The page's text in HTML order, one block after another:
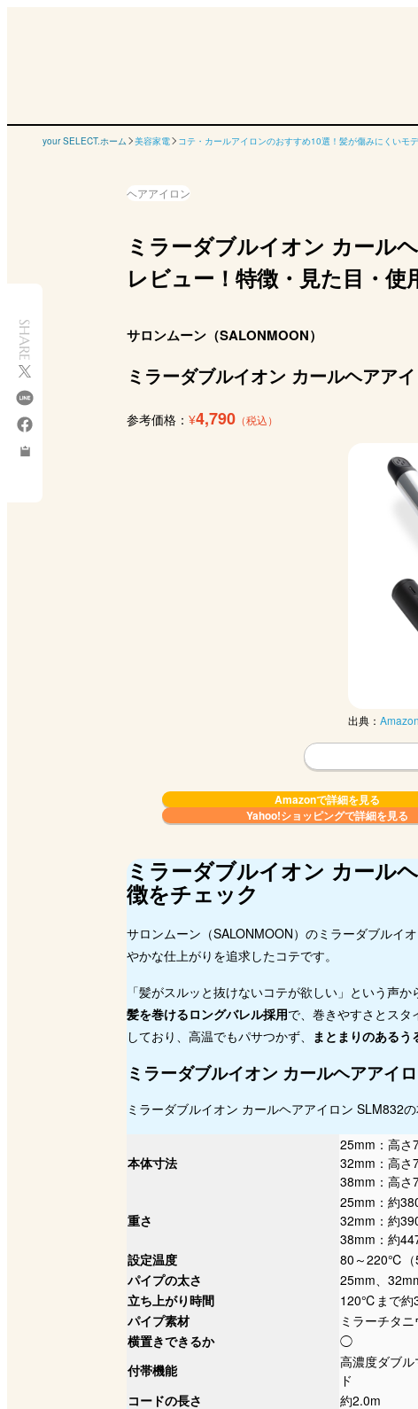
your SELECT.ホーム 美容家電 コテ・カールアイロンのおすすめ10選！髪が傷みにくいモ
SHARE
ヘアアイロン
ミラーダブルイオン カール
レビュー！特徴・見た目・使
サロンムーン（SALONMOON）
ミラーダブルイオン カールヘアア
参考価格： ¥4,790 （税込）
出典： Amazon
Amazonで詳細を見る
Yahoo!ショッピングで詳細を見る
ミラーダブルイオン カール
徴をチェック
サロンムーン（SALONMOON）のミラーダブルイ
やかな仕上がりを追求したコテです。
「髪がスルッと抜けないコテが欲しい」という声か
髪を巻けるロングバレル採用で、巻きやすさとスタ
しており、高温でもパサつかず、
まとまりのある
ミラーダブルイオン カールヘアアイ
ミラーダブルイオン カールヘアアイロン SLM832
本体寸法
25mm：高さ
32mm：高さ
38mm：高さ
重さ
25mm：約
32mm：約
38mm：約
設定温度
80～220℃（
パイプの太さ
25mm、
立ち上がり時間
120℃まで約
パイプ素材
ミラーチタ
横置きできるか
◯
付帯機能
高濃度ダブ
ド
コードの長さ
約2.0m